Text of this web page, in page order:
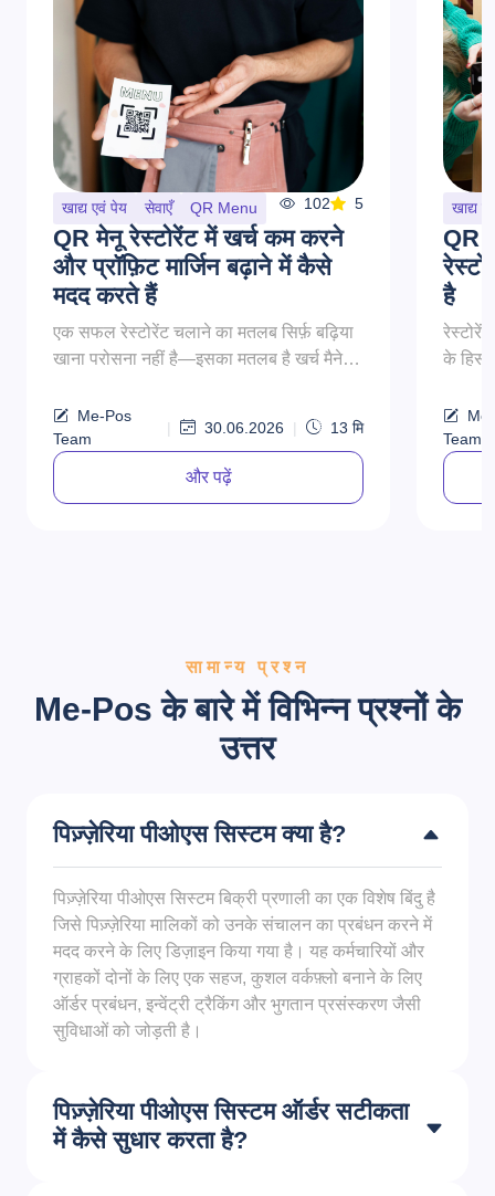
खाद्य एवं पेय सेवाएँ QR Menu 102 5
QR मेनू रेस्टोरेंट में खर्च कम करने
और प्रॉफ़िट मार्जिन बढ़ाने में कैसे
मदद करते हैं
एक सफल रेस्टोरेंट चलाने का मतलब सिर्फ़ बढ़िया
खाना परोसना नहीं है—इसका मतलब है खर्च मैनेज
ज़्यादा करना...
Me-Pos
Team
| 30.06.2026 | 13 मि
और पढ़ें
खाद्य
QR
है
के
Team
सामान्य प्रश्न
Me-Pos के बारे में विभिन्न प्रश्नों के
उत्तर
पिज़्ज़ेरिया पीओएस सिस्टम क्या है?
पिज़्ज़ेरिया पीओएस सिस्टम बिक्री प्रणाली का एक विशेष बिंदु है
जिसे पिज़्ज़ेरिया मालिकों को उनके संचालन का प्रबंधन करने में
मदद करने के लिए डिज़ाइन किया गया है। यह कर्मचारियों और
ग्राहकों दोनों के लिए एक सहज, कुशल वर्कफ़्लो बनाने के लिए
ऑर्डर प्रबंधन, इन्वेंट्री ट्रैकिंग और भुगतान प्रसंस्करण जैसी
सुविधाओं को जोड़ती है।
पिज़्ज़ेरिया पीओएस सिस्टम ऑर्डर सटीकता
में कैसे सुधार करता है?